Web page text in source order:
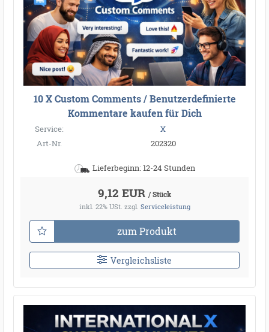
10 X Custom Comments / Benutzerdefinierte
Kommentare kaufen für Dich
Service:
X
Art-Nr.
202320
Lieferbeginn: 12-24 Stunden
9,12 EUR / Stück
inkl. 22% USt. zzgl. Serviceleistung
zum Produkt
Vergleichsliste